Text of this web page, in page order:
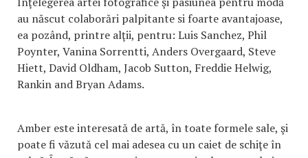
au născut colaborări palpitante si foarte avantajoase,
ea pozând, printre alţii, pentru: Luis Sanchez, Phil
Poynter, Vanina Sorrentti, Anders Overgaard, Steve
Hiett, David Oldham, Jacob Sutton, Freddie Helwig,
Rankin and Bryan Adams.
Amber este interesată de artă, în toate formele sale, şi
poate fi văzută cel mai adesea cu un caiet de schiţe în